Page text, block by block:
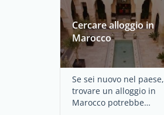
Cercare alloggio in
Marocco
Se sei nuovo nel paese,
trovare un alloggio in
Marocco potrebbe